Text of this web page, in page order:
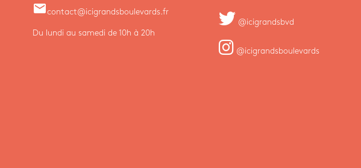
emailcontact@icigrandsboulevards.fr
Du lundi au samedi de 10h à 20h
@icigrandsbvd
@icigrandsboulevards